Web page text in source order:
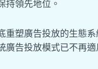
持領先地位。
重塑廣告投放的生態
廣告投放模式已不再